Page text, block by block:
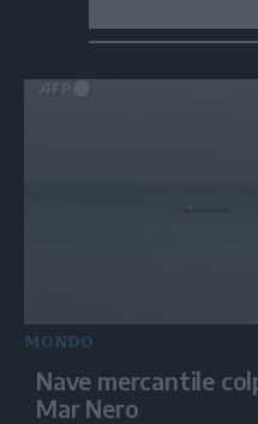
MONDO
Nave mercantile
Mar Nero